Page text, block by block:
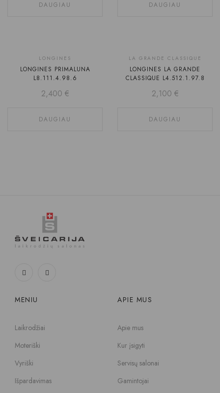
DAUGIAU DAUGIAU
Laikinai
neturime
LONGINES
LONGINES PRIMALUNA
L8.111.4.98.6
2,400 €
DAUGIAU
Laikinai
neturime
LA GRANDE CLASSIQUE
LONGINES LA GRANDE
CLASSIQUE L4.512.1.97.8
2,100 €
DAUGIAU
MENIU
Laikrodžiai
Moteriški
Vyriški
Išpardavimas
APIE MUS
Apie mus
Kur įsigyti
Servisų salonai
Gamintojai